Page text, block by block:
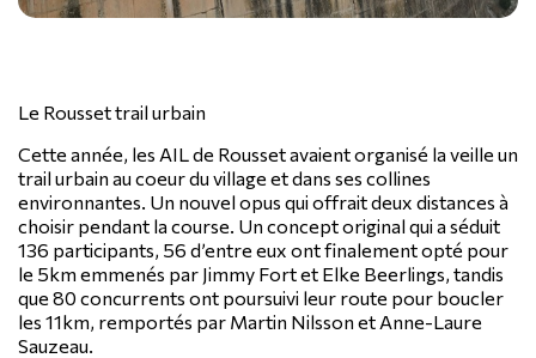
Le Rousset trail urbain
Cette année, les AIL de Rousset avaient organisé la veille un
trail urbain au coeur du village et dans ses collines
environnantes. Un nouvel opus qui offrait deux distances à
choisir pendant la course. Un concept original qui a séduit
136 participants, 56 d’entre eux ont finalement opté pour
le 5km emmenés par Jimmy Fort et Elke Beerlings, tandis
que 80 concurrents ont poursuivi leur route pour boucler
les 11km, remportés par Martin Nilsson et Anne-Laure
Sauzeau.